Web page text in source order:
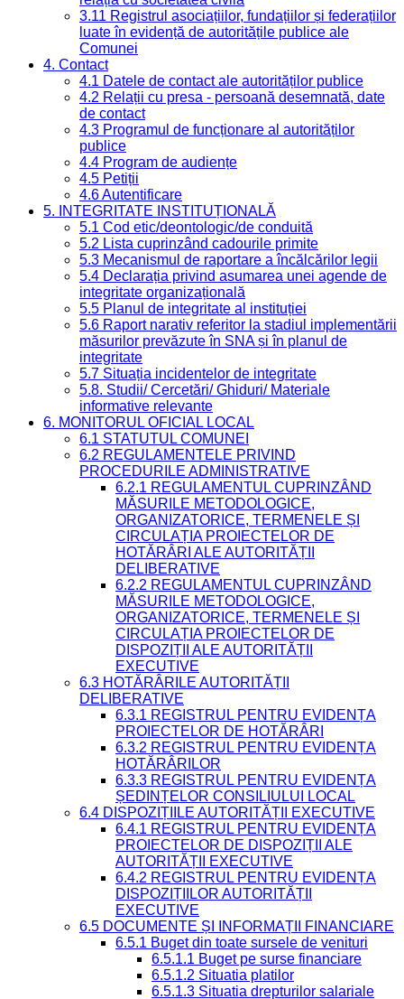
3.11 Registrul asociațiilor, fundațiilor și federațiilor
luate în evidență de autoritățile publice ale
Comunei
4. Contact
4.1 Datele de contact ale autorităților publice
4.2 Relații cu presa - persoană desemnată, date
de contact
4.3 Programul de funcționare al autorităților
publice
4.4 Program de audiențe
4.5 Petiții
4.6 Autentificare
5. INTEGRITATE INSTITUȚIONALĂ
5.1 Cod etic/deontologic/de conduită
5.2 Lista cuprinzând cadourile primite
5.3 Mecanismul de raportare a încălcărilor legii
5.4 Declarația privind asumarea unei agende de
integritate organizațională
5.5 Planul de integritate al instituției
5.6 Raport narativ referitor la stadiul implementării
măsurilor prevăzute în SNA și în planul de
integritate
5.7 Situația incidentelor de integritate
5.8. Studii/ Cercetări/ Ghiduri/ Materiale
informative relevante
6. MONITORUL OFICIAL LOCAL
6.1 STATUTUL COMUNEI
6.2 REGULAMENTELE PRIVIND
PROCEDURILE ADMINISTRATIVE
6.2.1 REGULAMENTUL CUPRINZÂND
MĂSURILE METODOLOGICE,
ORGANIZATORICE, TERMENELE ȘI
CIRCULAȚIA PROIECTELOR DE
HOTĂRÂRI ALE AUTORITĂȚII
DELIBERATIVE
6.2.2 REGULAMENTUL CUPRINZÂND
MĂSURILE METODOLOGICE,
ORGANIZATORICE, TERMENELE ȘI
CIRCULAȚIA PROIECTELOR DE
DISPOZIȚII ALE AUTORITĂȚII
EXECUTIVE
6.3 HOTĂRÂRILE AUTORITĂȚII
DELIBERATIVE
6.3.1 REGISTRUL PENTRU EVIDENȚA
PROIECTELOR DE HOTĂRÂRI
6.3.2 REGISTRUL PENTRU EVIDENȚA
HOTĂRÂRILOR
6.3.3 REGISTRUL PENTRU EVIDENȚA
ȘEDINȚELOR CONSILIULUI LOCAL
6.4 DISPOZIȚIILE AUTORITĂȚII EXECUTIVE
6.4.1 REGISTRUL PENTRU EVIDENȚA
PROIECTELOR DE DISPOZIȚII ALE
AUTORITĂȚII EXECUTIVE
6.4.2 REGISTRUL PENTRU EVIDENȚA
DISPOZIȚIILOR AUTORITĂȚII
EXECUTIVE
6.5 DOCUMENTE ȘI INFORMAȚII FINANCIARE
6.5.1 Buget din toate sursele de venituri
6.5.1.1 Buget pe surse financiare
6.5.1.2 Situatia platilor
6.5.1.3 Situatia drepturilor salariale